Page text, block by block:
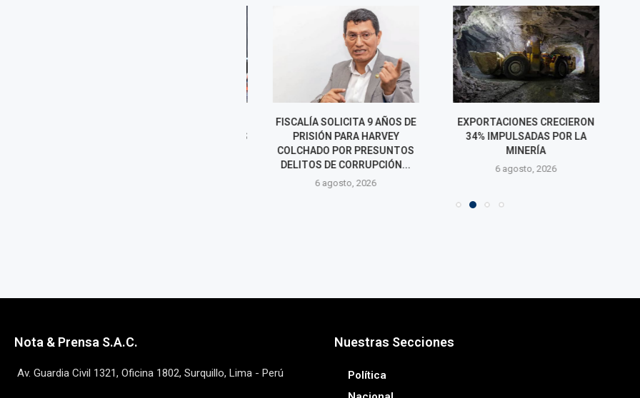
FISCALÍA SOLICITA 9 AÑOS DE
PRISIÓN PARA HARVEY
COLCHADO POR PRESUNTOS
DELITOS DE CORRUPCIÓN...
6 agosto, 2026
EXPORTACIONES CRECIERON
34% IMPULSADAS POR LA
6 agosto, 2026
CONCEJO DE
VACANCIA DE
Nota & Prensa S.A.C.
Av. Guardia Civil 1321, Oficina 1802, Surquillo, Lima - Perú
Nuestras Secciones
Política